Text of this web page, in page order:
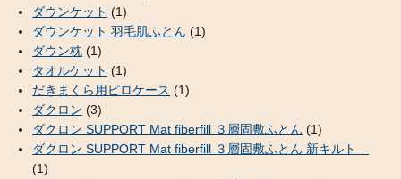
ダウンケット (1)
ダウンケット 羽毛肌ふとん (1)
ダウン枕 (1)
タオルケット (1)
だきまくら用ピロケース (1)
ダクロン (3)
ダクロン SUPPORT Mat fiberfill ３層固敷ふとん (1)
ダクロン SUPPORT Mat fiberfill ３層固敷ふとん 新キルト
(1)